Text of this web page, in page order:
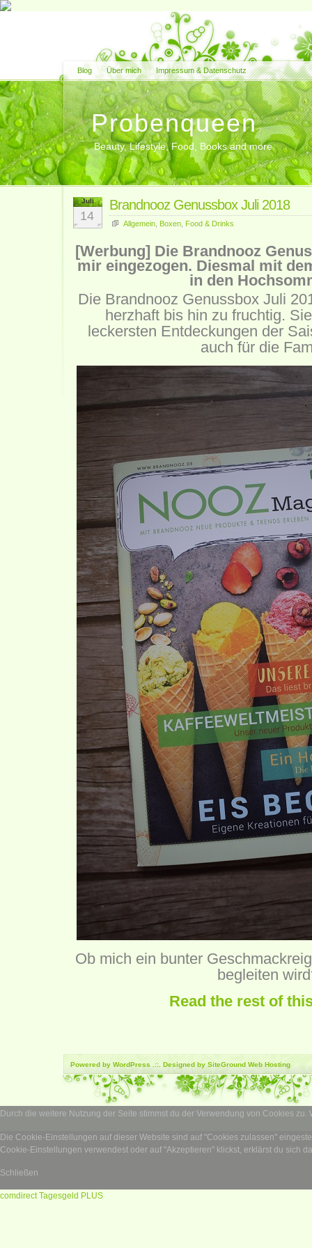
Blog Über mich Impressum & Datenschutz
Probenqueen
Beauty, Lifestyle, Food, Books and more
Juli
14
Brandnooz Genussbox Juli 2018
Allgemein Boxen Food & Drinks
[Werbung] Die Brandnooz
mir eingezogen. Diesmal mit
in den
Die Brandnooz Genussbox Juli
herzhaft bis hin zu fruchtig.
leckersten Entdeckungen der
auch für die
Ob mich ein bunter
begleiten
Read the rest of
Powered byWordPress.::. Designed by SiteGroundWeb Hosting
Durch die weitere Nutzung der Seite stimmst du der Verwendung von Cookies zu.
Die Cookie-Einstellungen auf dieser Website sind auf "Cookies zulassen"
Cookie-Einstellungen verwendest oder auf "Akzeptieren" klickst, erklärst du sich
Schließen
comdirect Tagesgeld PLUS